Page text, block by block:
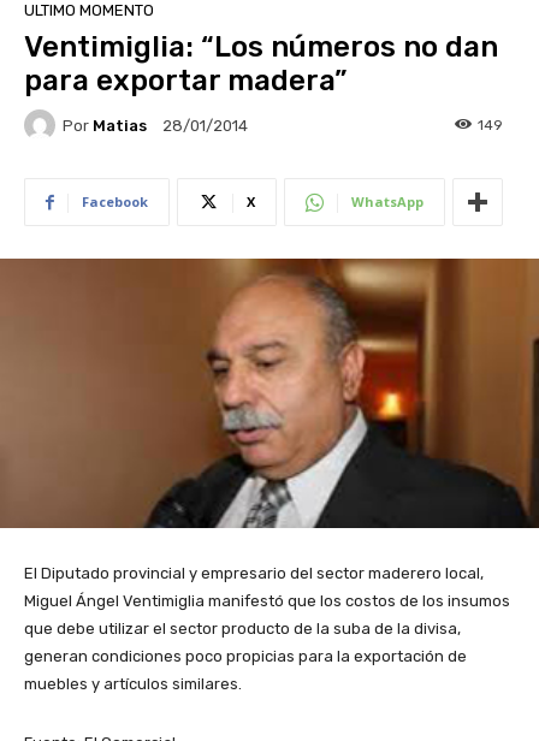
ULTIMO MOMENTO
Ventimiglia: “Los números no dan
para exportar madera”
Por Matias 28/01/2014 149
Facebook X WhatsApp
El Diputado provincial y empresario del sector maderero local,
Miguel Ángel Ventimiglia manifestó que los costos de los insumos
que debe utilizar el sector producto de la suba de la divisa,
generan condiciones poco propicias para la exportación de
muebles y artículos similares.